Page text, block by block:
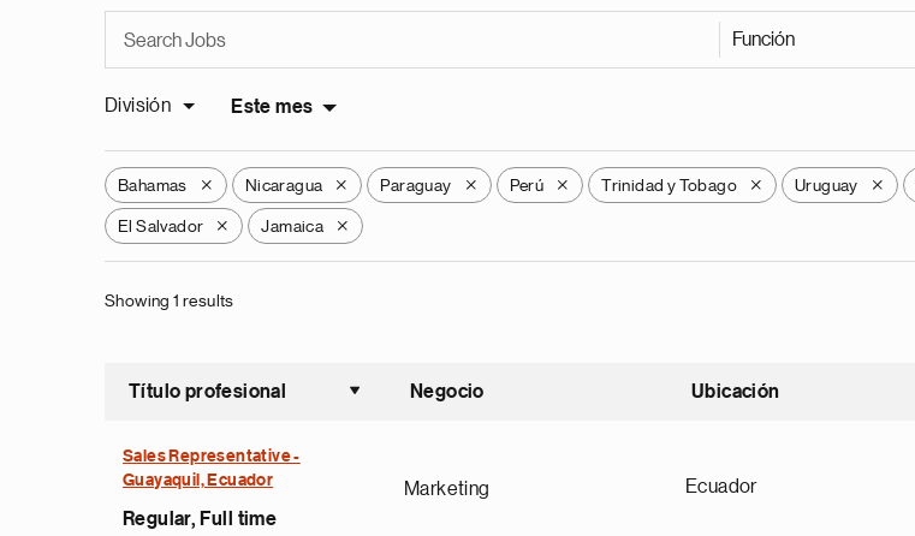
Función
División Este mes
Bahamas X Nicaragua X Paraguay X Perú X Trinidad y Tobago X Uruguay X
El Salvador X Jamaica X
Showing 1 results
Título profesional
Ordenar ascendente
Negocio Ubicación
Sales Representative -
Guayaquil, Ecuador
Regular, Full time
Marketing Ecuador